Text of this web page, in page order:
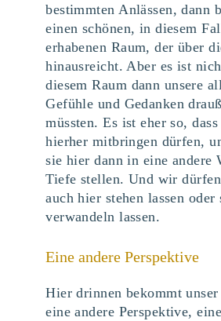
bestimmten Anlässen, dann
einen schönen, in diesem
erhabenen Raum, der über
hinausreicht. Aber es ist
diesem Raum dann unsere
Gefühle und Gedanken
müssten. Es ist eher so,
hierher mitbringen dürfen,
sie hier dann in eine andere
Tiefe stellen. Und wir
auch hier stehen lassen oder
verwandeln lassen.
Eine andere Perspektive
Hier drinnen bekommt
eine andere Perspektive,